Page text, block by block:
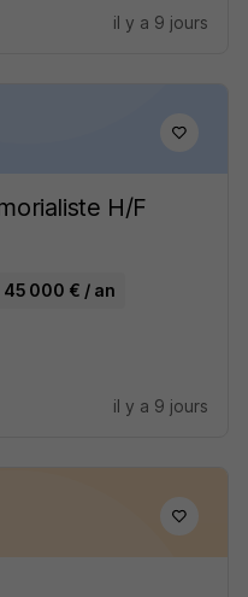
il y a 9 jours
H/F
000 € / an
il y a 9 jours